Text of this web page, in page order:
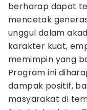
berharap dapat
mencetak
unggul dalam
karakter kuat,
memimpin yang
Program ini
dampak positif,
masyarakat di